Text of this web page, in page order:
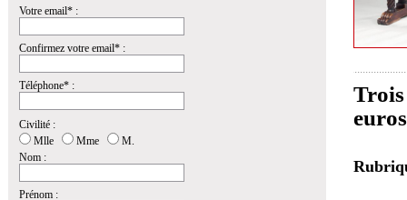
Votre email* :
Confirmez votre email* :
Téléphone* :
Civilité :
Mlle
Mme
M.
Nom :
Prénom :
Trois
euros